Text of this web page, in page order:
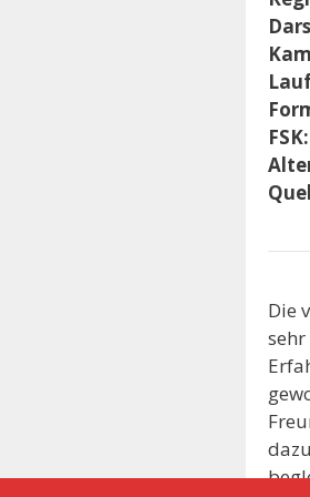
FSK:
Die